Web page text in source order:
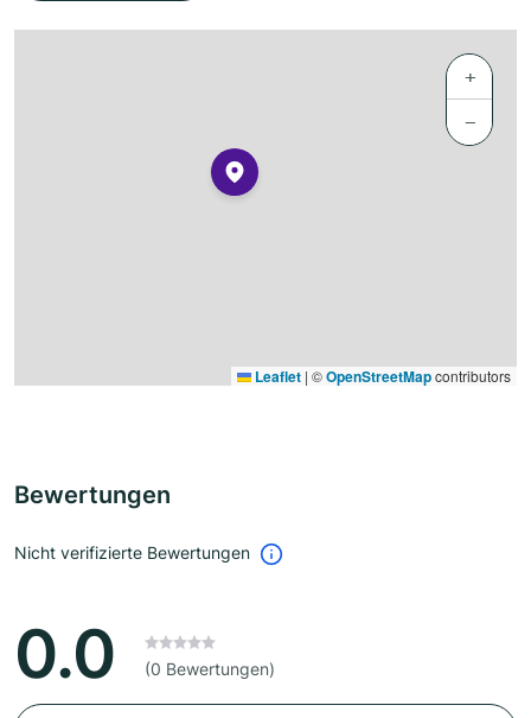
+
−
Leaflet | ©OpenStreetMapcontributors
Bewertungen
Nicht verifizierte Bewertungen
0.0 (0 Bewertungen)